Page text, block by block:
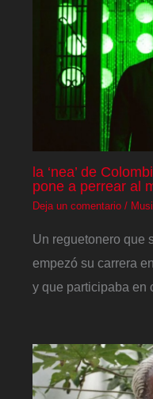
la ‘nea’ de
pone a perrear al
Deja un comentario /
Un reguetonero que
empezó su carrera
y que participaba en